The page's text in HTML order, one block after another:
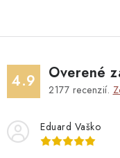
4.9 Overené
2177 recenzií.
Eduard Vaško